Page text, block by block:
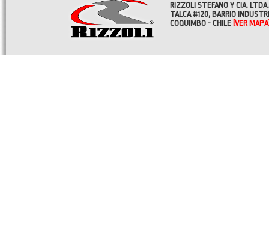
RIZZOLI STEFANO Y CIA. LTDA.
TALCA #120, BARRIO
COQUIMBO - CHILE [VER